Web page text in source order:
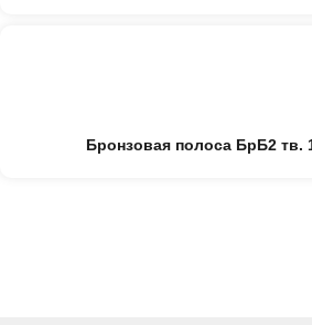
Бронзовая полоса БрБ2 тв.